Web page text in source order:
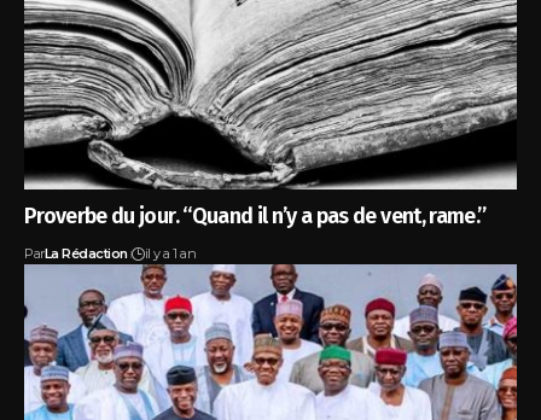
Proverbe du jour. “Quand il n’y a pas de vent, rame.”
ParLa Rédaction il y a 1 an